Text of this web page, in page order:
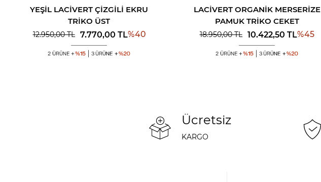
YEŞIL LACIVERT ÇIZGILI EKRU
TRIKO ÜST
12.950,00TL 7.770,00 TL%40
LACIVERT ORGANIK MERSERIZE
PAMUK TRIKO CEKET
18.950,00TL 10.422,50 TL%45
Ücretsiz
KARGO